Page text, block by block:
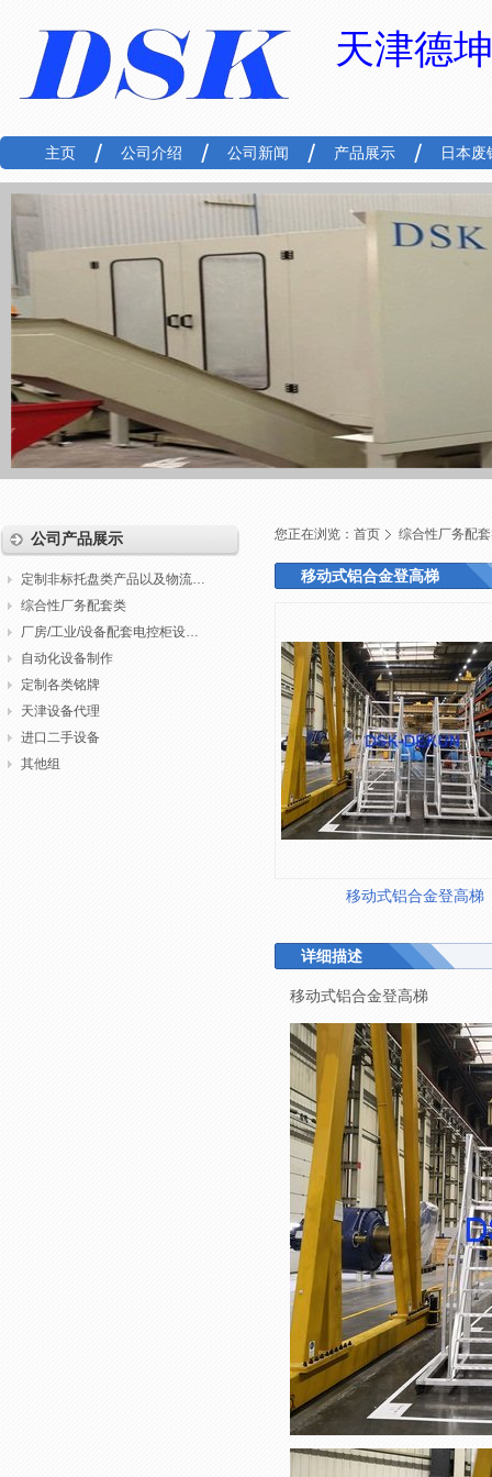
天津德
主页 公司介绍 公司新闻 产品展示 日本废
公司产品展示
定制非标托盘类产品以及物流包装
综合性厂务配套类
厂房/工业/设备配套电控柜设计制作调试
自动化设备制作
定制各类铭牌
天津设备代理
进口二手设备
其他组
您正在浏览： 首页 综合性厂务配
移动式铝合金登高梯
移动式铝合金登高梯
详细描述
移动式铝合金登高梯